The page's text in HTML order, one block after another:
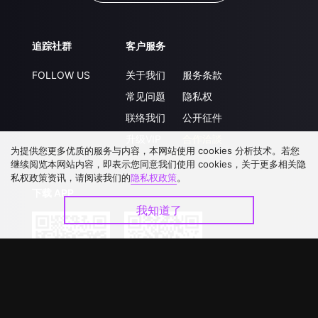
追踪社群
FOLLOW US
客户服务
关于我们
常见问题
联络我们
服务条款
隐私权
公开征件
为提供您更多优质的服务与内容，本网站使用 cookies 分析技术。若您
继续阅览本网站内容，即表示您同意我们使用 cookies，关于更多相关隐
私权政策资讯，请阅读我们的隐私权政策。
我知道了